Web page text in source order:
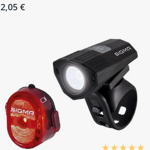
2,05 €